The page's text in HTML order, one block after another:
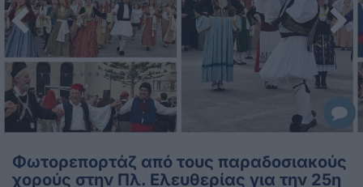
Φωτορεπορτάζ από τους παραδοσιακούς
χορούς στην Πλ. Ελευθερίας για την 25η